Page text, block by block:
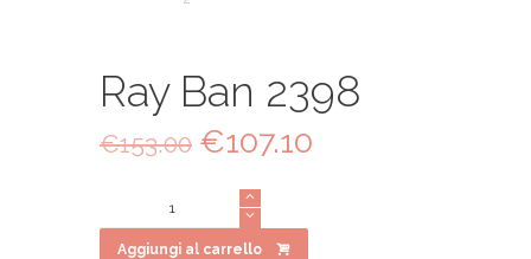
Ray Ban 2398
€153.00 Il
prezzo
originale
era:
€153.00.
€107.10
2398Aggiungi al carrello